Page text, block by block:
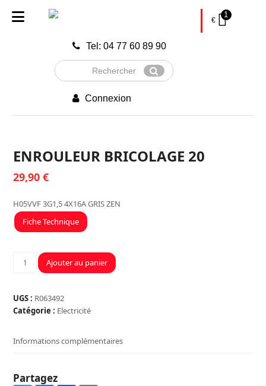
Tel: 04 77 60 89 90
Rechercher
Envoyer
Connexion
€
1
ENROULEUR BRICOLAGE 20
29,90€
H05VVF 3G1,5 4X16A GRIS ZEN
Fiche Technique
quantité
BRICOLAGE
20
Ajouter au panier
UGS : R063492
Catégorie : Electricité
Informations complémentaires
Partagez